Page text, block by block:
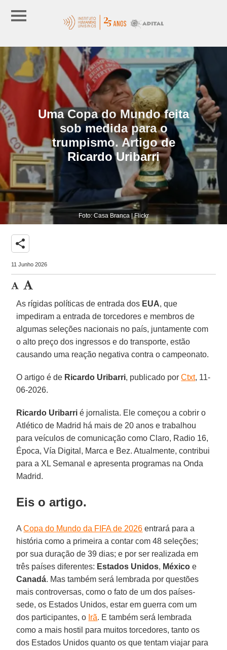
Uma Copa do Mundo feita
sob medida para o
trumpismo. Artigo de
Ricardo Uribarri
Foto: Casa Branca | Flickr
share
11 Junho 2026
As rígidas políticas de entrada dos EUA, que
impediram a entrada de torcedores e membros de
algumas seleções nacionais no país, juntamente com
o alto preço dos ingressos e do transporte, estão
causando uma reação negativa contra o campeonato.
O artigo é de Ricardo Uribarri, publicado porCtxt, 11-
06-2026.
Ricardo Uribarri é jornalista. Ele começou a cobrir o
Atlético de Madrid há mais de 20 anos e trabalhou
para veículos de comunicação como Claro, Radio 16,
Época, Vía Digital, Marca e Bez. Atualmente, contribui
para a XL Semanal e apresenta programas na Onda
Madrid.
Eis o artigo.
ACopa do Mundo da FIFA de 2026 entrará para a
história como a primeira a contar com 48 seleções;
por sua duração de 39 dias; e por ser realizada em
três países diferentes: Estados Unidos, México e
Canadá. Mas também será lembrada por questões
mais controversas, como o fato de um dos países-
sede, os Estados Unidos, estar em guerra com um
dos participantes, o Irã. E também será lembrada
como a mais hostil para muitos torcedores, tanto os
dos Estados Unidos quanto os que tentam viajar para